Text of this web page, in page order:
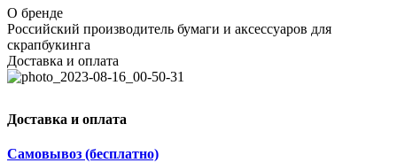
О бренде
Российский производитель бумаги и аксессуаров для
скрапбукинга
Доставка и оплата
Доставка и оплата
Самовывоз (бесплатно)